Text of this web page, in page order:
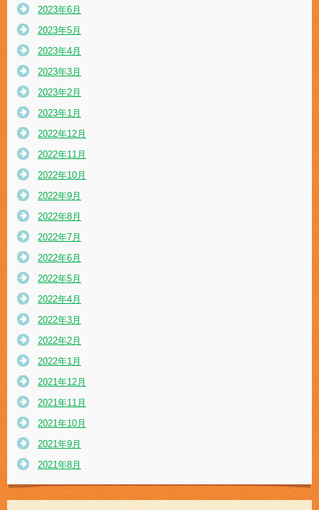
2023年6月
2023年5月
2023年4月
2023年3月
2023年2月
2023年1月
2022年12月
2022年11月
2022年10月
2022年9月
2022年8月
2022年7月
2022年6月
2022年5月
2022年4月
2022年3月
2022年2月
2022年1月
2021年12月
2021年11月
2021年10月
2021年9月
2021年8月